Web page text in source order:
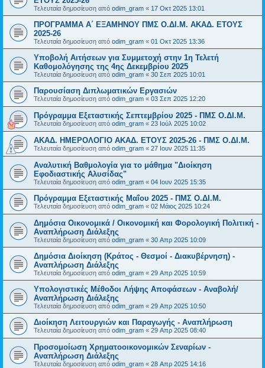
Τελευταία δημοσίευση από odim_gram « 17 Οκτ 2025 13:01
ΠΡΟΓΡΑΜΜΑ Α΄ ΕΞΑΜΗΝΟΥ ΠΜΣ Ο.ΔΙ.Μ. ΑΚΑΔ. ΕΤΟΥΣ
2025-26
Τελευταία δημοσίευση από odim_gram « 01 Οκτ 2025 13:36
Υποβολή Αιτήσεων για Συμμετοχή στην 1η Τελετή
Καθομολόγησης της 4ης Δεκεμβρίου 2025
Τελευταία δημοσίευση από odim_gram « 30 Σεπ 2025 10:01
Παρουσίαση Διπλωματικών Εργασιών
Τελευταία δημοσίευση από odim_gram « 03 Σεπ 2025 12:20
Πρόγραμμα Εξεταστικής Σεπτεμβρίου 2025 - ΠΜΣ Ο.ΔΙ.Μ.
Τελευταία δημοσίευση από odim_gram « 23 Ιούλ 2025 10:02
ΑΚΑΔ. ΗΜΕΡΟΛΟΓΙΟ ΑΚΑΔ. ΕΤΟΥΣ 2025-26 - ΠΜΣ Ο.ΔΙ.Μ.
Τελευταία δημοσίευση από odim_gram « 27 Ιουν 2025 11:35
Αναλυτική Βαθμολογία για το μάθημα "Διοίκηση
Εφοδιαστικής Αλυσίδας"
Τελευταία δημοσίευση από odim_gram « 04 Ιουν 2025 15:35
Πρόγραμμα Εξεταστικής Μαΐου 2025 - ΠΜΣ Ο.ΔΙ.Μ.
Τελευταία δημοσίευση από odim_gram « 02 Μάιος 2025 10:24
Δημόσια Οικονομικά / Οικονομική και Φορολογική Πολιτική -
Αναπλήρωση Διάλεξης
Τελευταία δημοσίευση από odim_gram « 30 Απρ 2025 10:09
Δημόσια Διοίκηση (Κράτος - Θεσμοί - Διακυβέρνηση) -
Αναπλήρωση Διάλεξης
Τελευταία δημοσίευση από odim_gram « 29 Απρ 2025 10:59
Υπολογιστικές Μέθοδοι Λήψης Αποφάσεων - Αναβολή/
Αναπλήρωση Διάλεξης
Τελευταία δημοσίευση από odim_gram « 29 Απρ 2025 10:50
Διοίκηση Λειτουργιών και Παραγωγής - Αναπλήρωση
Τελευταία δημοσίευση από odim_gram « 29 Απρ 2025 08:40
Προσομοίωση Χρηματοοικονομικών Σεναρίων -
Αναπλήρωση Διάλεξης
Τελευταία δημοσίευση από odim_gram « 28 Απρ 2025 14:16